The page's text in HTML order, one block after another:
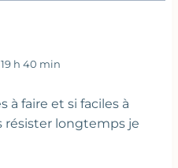
h 40 min
à faire et si faciles à
résister longtemps je